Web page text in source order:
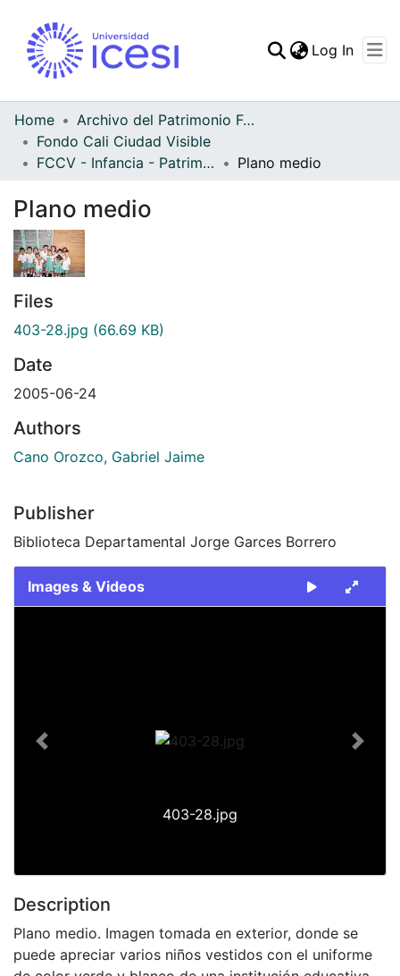
Log In
Home
Archivo del Patrimonio Fotográfico y Fílmico del Valle del Cauca
Fondo Cali Ciudad Visible
FCCV - Infancia - Patrimonial
Plano medio
Plano medio
Files
403-28.jpg (66.69 KB)
Date
2005-06-24
Authors
Cano Orozco, Gabriel Jaime
Publisher
Biblioteca Departamental Jorge Garces Borrero
Images & Videos
403-28.jpg
Previous Next
Description
Plano medio. Imagen tomada en exterior, donde se
puede apreciar varios niños vestidos con el uniforme